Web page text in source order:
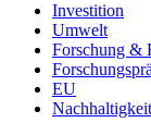
Investition
Umwelt
Forschung &
EU
Nachhaltigkeit